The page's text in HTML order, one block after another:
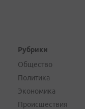
Рубрики
Общество
Политика
Экономика
Происшествия